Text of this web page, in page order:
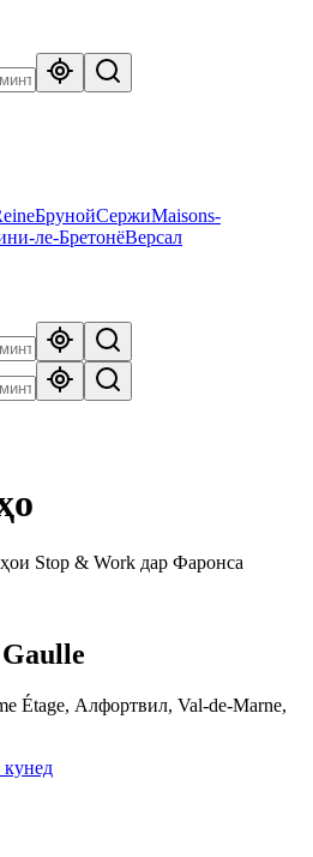
БрунойСержиMaisons-
ле-БретонёВерсал
Stop & Work дар Фаронса
Étage, Алфортвил, Val-de-Marne,